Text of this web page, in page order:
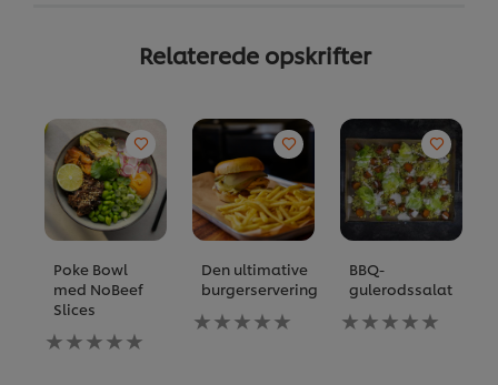
Relaterede opskrifter
Poke Bowl
med NoBeef
Slices
Ingen
bedømmelser
Den ultimative
burgerservering
Ingen
bedømmelser
BBQ-
gulerodssalat
Ingen
bedømmelser